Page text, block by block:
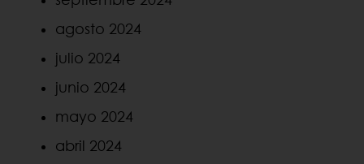
agosto 2024
julio 2024
junio 2024
mayo 2024
abril 2024